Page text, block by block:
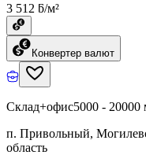
3 512 ƃ/м²
Конвертер валют
Склад+офис5000 - 20000
п. Привольный,
область